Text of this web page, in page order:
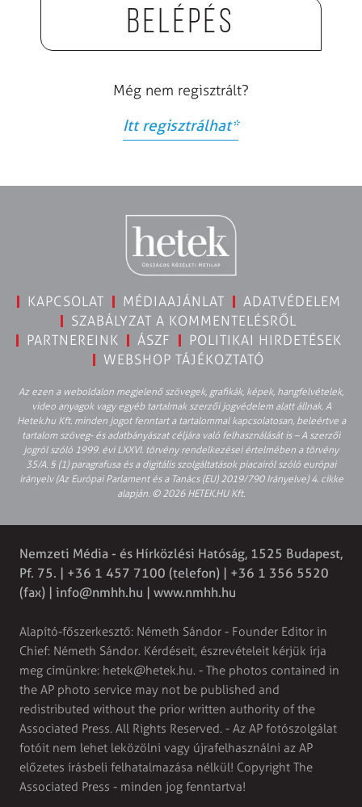
Belépés
Még nem regisztrált?
Itt regisztrálhat*
KAPCSOLAT MÉDIAAJÁNLAT
ADATVÉDELEM
SZABÁLYZAT A KOMMENTELÉSRŐL
PARTNEREINK
ÁSZF
POLITIKAI HIRDETÉSEK
WEBSHOP TÁJÉKOZTATÓ
Az ezen a weboldalon megjelenő szövegek, grafikák, képek, hangfelvételek,
video anyagok vagy egyéb tartalmak szerzői jogvédelem alatt állnak. A
Hetek.hu Kft. minden jogot fenntart a tartalommal kapcsolatosan, beleértve a
tartalom szöveg- és adatbányászat céljára való felhasználását is – A szerzői
jogról szóló 1999. évi LXXVI. törvény rendelkezései értelmében a törvény
35/A. § (1) paragrafusa és a digitális szolgáltatások piacairól szóló európai
irányelv (Az Európai Parlament és a Tanács (EU) 2019/790 Irányelve) 4. cikke
alapján. © 2026 HETEK.HU Kft.
Nemzeti Média - és Hírközlési Hatóság, 1525 Budapest,
Pf. 75. | +36 1 457 7100 (telefon) | +36 1 356 5520
(fax) | info@nmhh.hu | www.nmhh.hu
Alapító-főszerkesztő: Németh Sándor - Founder Editor in
Chief: Németh Sándor. Kérdéseit, észrevételeit kérjük írja
meg címünkre: hetek@hetek.hu. - The photos contained in
the AP photo service may not be published and
redistributed without the prior written authority of the
Associated Press. All Rights Reserved. - Az AP fotószolgálat
fotóit nem lehet leközölni vagy újrafelhasználni az AP
előzetes írásbeli felhatalmazása nélkül! Copyright The
Associated Press - minden jog fenntartva!